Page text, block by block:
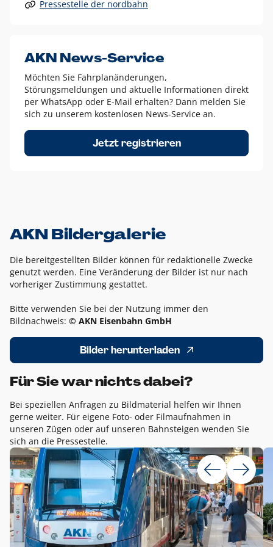
Alle anderen Logo-Varianten dürfen nur in Ausnahmefällen
Diese Ausnahmen sind zum Beispiel:
dem AKN Blau,
weißes Logo auf Fotohintergründen,
schwarzes Logo für reine Schwarz-Weiß-Umsetzungen
Um das Logo herum muss ein Schutzraum von jeweils einer
Höhe bzw. Breite des N aus AKN in alle Richtungen
Pressestelle der nordbahn
AKN News-Service
Möchten Sie Fahrplanänderungen,
Störungsmeldungen und aktuelle Informationen direkt
per WhatsApp oder E-Mail erhalten? Dann melden Sie
sich zu unserem kostenlosen News-Service an.
Jetzt registrieren
AKN Bildergalerie
Die bereitgestellten Bilder können für redaktionelle Zwecke
genutzt werden. Eine Veränderung der Bilder ist nur nach
vorheriger Zustimmung gestattet.
Bitte verwenden Sie bei der Nutzung immer den
Bildnachweis: © AKN Eisenbahn GmbH
Bilder herunterladen
Für Sie war nichts dabei?
Bei speziellen Anfragen zu Bildmaterial helfen wir Ihnen
gerne weiter. Für eigene Foto- oder Filmaufnahmen in
unseren Zügen oder auf unseren Bahnsteigen wenden Sie
sich an die Pressestelle.